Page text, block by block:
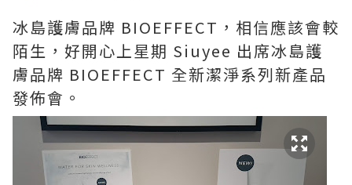
冰島護膚品牌 BIOEFFECT，相信應該會較
陌生，好開心上星期 Siuyee 出席冰島護
膚品牌 BIOEFFECT 全新潔淨系列新產品
發佈會。